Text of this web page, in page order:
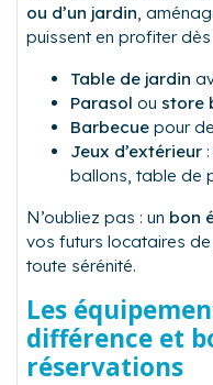
ou d’un jardin,
puissent en profiter
Table de jardin
Parasol ou store
Barbecue pour
Jeux d’extérieur
ballons, table de
N’oubliez pas : un bon
vos futurs locataires
toute sérénité.
Les
différence et
réservations